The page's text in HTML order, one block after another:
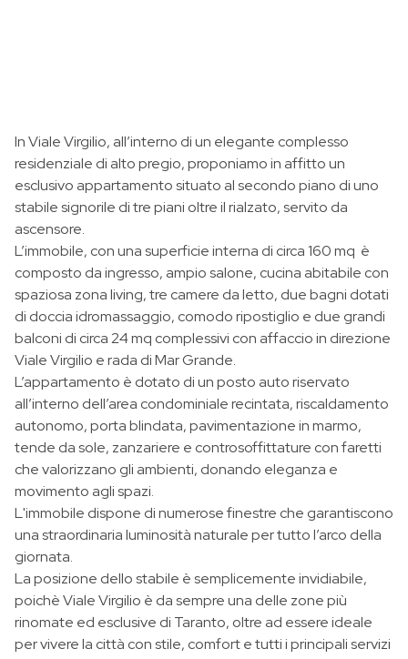
In Viale Virgilio, all’interno di un elegante complesso
residenziale di alto pregio, proponiamo in affitto un
esclusivo appartamento situato al secondo piano di uno
stabile signorile di tre piani oltre il rialzato, servito da
ascensore.
L’immobile, con una superficie interna di circa 160 mq è
composto da ingresso, ampio salone, cucina abitabile con
spaziosa zona living, tre camere da letto, due bagni dotati
di doccia idromassaggio, comodo ripostiglio e due grandi
balconi di circa 24 mq complessivi con affaccio in direzione
Viale Virgilio e rada di Mar Grande.
L’appartamento è dotato di un posto auto riservato
all’interno dell’area condominiale recintata, riscaldamento
autonomo, porta blindata, pavimentazione in marmo,
tende da sole, zanzariere e controsoffittature con faretti
che valorizzano gli ambienti, donando eleganza e
movimento agli spazi.
L'immobile dispone di numerose finestre che garantiscono
una straordinaria luminosità naturale per tutto l’arco della
giornata.
La posizione dello stabile è semplicemente invidiabile,
poichè Viale Virgilio è da sempre una delle zone più
rinomate ed esclusive di Taranto, oltre ad essere ideale
per vivere la città con stile, comfort e tutti i principali servizi